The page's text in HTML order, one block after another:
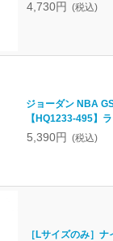
4,730円 (税込)
ジョーダン NBA
【HQ1233-495】
5,390円 (税込)
［Lサイズのみ］